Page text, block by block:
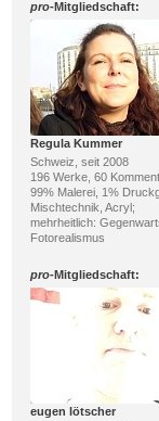
pro-Mitgliedschaft:
Regula Kummer
Schweiz, seit 2008
196 Werke, 60
99% Malerei, 1%
Mischtechnik, Acryl;
mehrheitlich:
Fotorealismus
pro-Mitgliedschaft:
eugen lötscher